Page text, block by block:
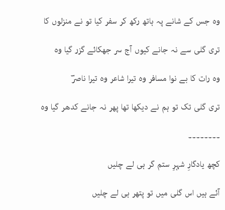
وہ جس کے شانے پہ ہاتھ رکھ کر سفر کیا تو نے منزلوں کا
تری گلی سے نہ جانے کیوں آج سر جھکائے گزر گیا وہ
وہ رات کا بے نوا مسافر وہ تیرا شاعر وہ تیرا ناصرؔ
تری گلی تک تو ہم نے دیکھا تھا پھر نہ جانے کدھر گیا وہ
۔۔۔۔۔۔۔۔
کچھ یادگارِ شہرِ ستم گر ہی لے چلیں
آئے ہیں اس گلی میں تو پتھر ہی لے چلیں